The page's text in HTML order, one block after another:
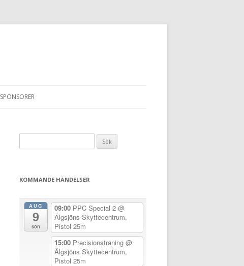
SPONSORER
efter:
KOMMANDE HÄNDELSER
AUG
9
sön
09:00 PPC Special 2 @
Älgsjöns Skyttecentrum,
Pistol 25m
15:00 Precisionsträning @
Älgsjöns Skyttecentrum,
Pistol 25m